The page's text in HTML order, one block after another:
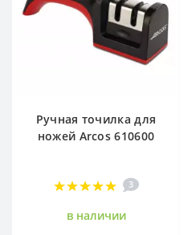
Ручная точилка для
ножей Arcos 610600
3
в наличии